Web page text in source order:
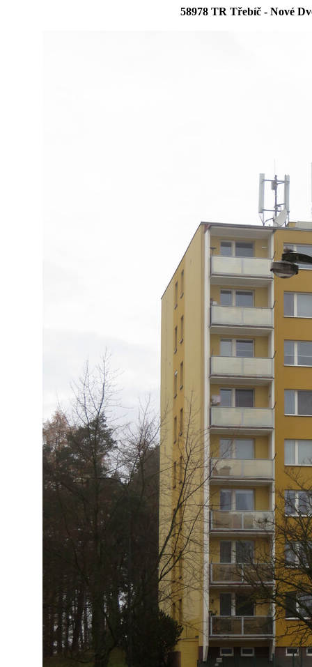
58978 TR Třebíč - Nové